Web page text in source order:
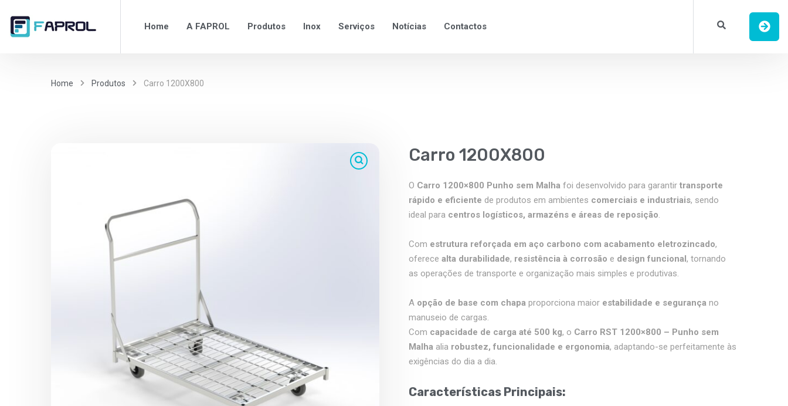
Home A FAPROL Produtos Inox Serviços Notícias Contactos
Home Produtos Carro 1200X800
Carro 1200X800
O Carro 1200×800 Punho sem Malha foi desenvolvido para garantir transporte
rápido e eficiente de produtos em ambientes comerciais e industriais, sendo
ideal para centros logísticos, armazéns e áreas de reposição.
Com estrutura reforçada em aço carbono com acabamento eletrozincado,
oferece alta durabilidade, resistência à corrosão e design funcional, tornando
as operações de transporte e organização mais simples e produtivas.
A opção de base com chapa proporciona maior estabilidade e segurança no
manuseio de cargas.
Com capacidade de carga até 500 kg, o Carro RST 1200×800 – Punho sem
Malha alia robustez, funcionalidade e ergonomia, adaptando-se perfeitamente às
exigências do dia a dia.
Características Principais: